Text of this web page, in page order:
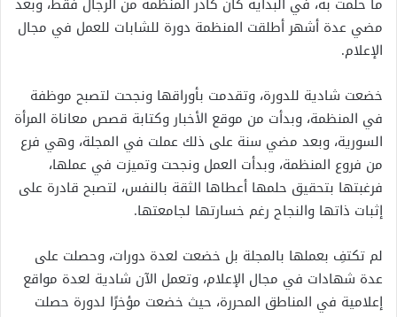
مضي عدة أشهر أطلقت المنظمة دورة للشابات للعمل في مجال
الإعلام.
خضعت شادية للدورة، وتقدمت بأوراقها ونجحت لتصبح موظفة
في المنظمة، وبدأت من موقع الأخبار وكتابة قصص معاناة المرأة
السورية، وبعد مضي سنة على ذلك عملت في المجلة، وهي فرع
من فروع المنظمة، وبدأت العمل ونجحت وتميزت في عملها،
فرغبتها بتحقيق حلمها أعطاها الثقة بالنفس، لتصبح قادرة على
إثبات ذاتها والنجاح رغم خسارتها لجامعتها.
لم تكتفِ بعملها بالمجلة بل خضعت لعدة دورات، وحصلت على
عدة شهادات في مجال الإعلام، وتعمل الآن شادية لعدة مواقع
إعلامية في المناطق المحررة، حيث خضعت مؤخرًا لدورة حصلت